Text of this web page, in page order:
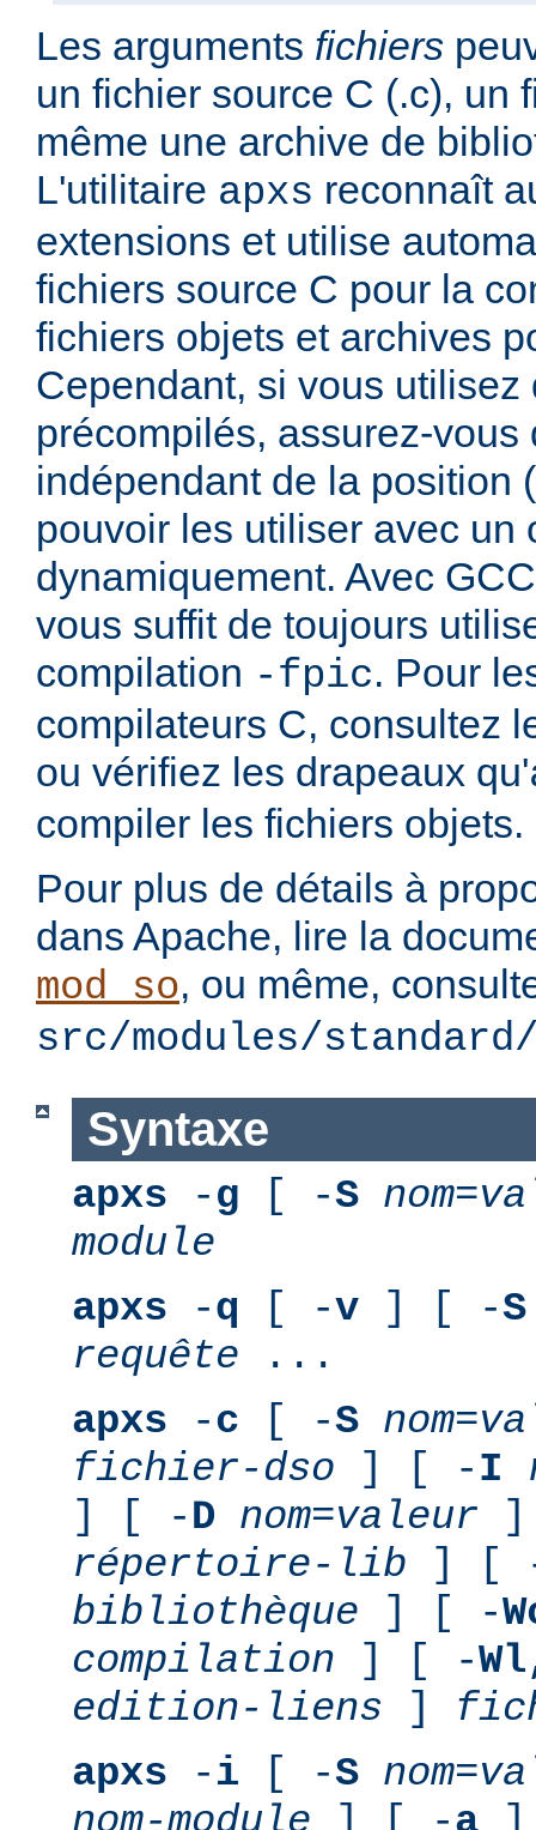
Les arguments fichiers
un fichier source C (.c), un
même une archive de
L'utilitaire apxs reconnaît
extensions et utilise
fichiers source C pour la
fichiers objets et archives
Cependant, si vous
précompilés, assurez-vous
indépendant de la position
pouvoir les utiliser avec un
dynamiquement. Avec
vous suffit de toujours
compilation -fpic. Pour
compilateurs C, consultez
ou vérifiez les drapeaux qu'
compiler les fichiers objets.
Pour plus de détails à
dans Apache, lire la
mod_so, ou même,
src/modules/standard/
Syntaxe
apxs -g [ -S nom=
module
apxs -q [ -v ] [ -S
requête ...
apxs -c [ -S nom=
fichier-dso ] [ -I
] [ -D nom=valeur ]
répertoire-lib ] [
bibliothèque ] [ -
compilation ] [ -
edition-liens ]
apxs -i [ -S nom=